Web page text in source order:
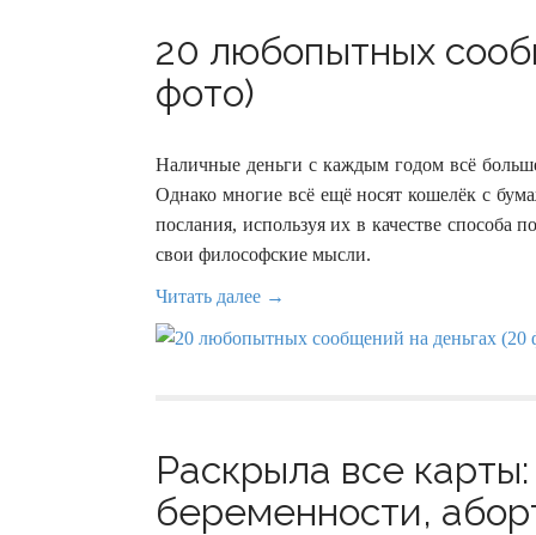
20 любопытных
фото)
Наличные деньги с каждым годом всё
Однако многие всё ещё носят кошелёк с
послания, используя их в качестве способа
свои философские мысли.
Читать далее →
Раскрыла все
беременности,